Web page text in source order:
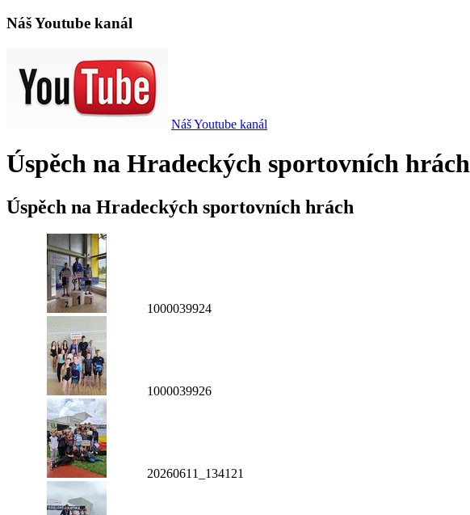
Náš Youtube kanál
Náš Youtube kanál
Úspěch na Hradeckých sportovních hrách
Úspěch na Hradeckých sportovních hrách
1000039924
1000039926
20260611_134121